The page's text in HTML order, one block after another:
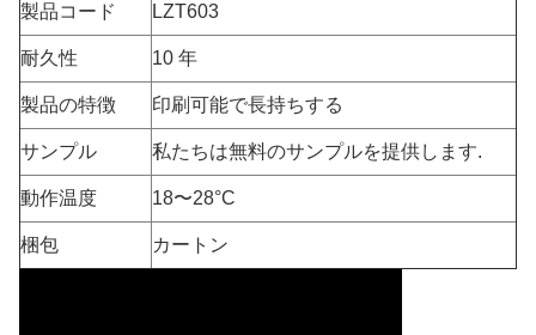
製品コード LZT603
耐久性 10 年
製品の特徴 印刷可能で長持ちする
サンプル 私たちは無料のサンプルを提供します.
動作温度 18〜28°C
梱包 カートン